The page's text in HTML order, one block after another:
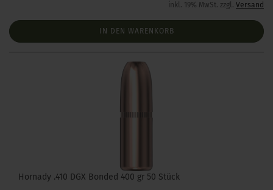
inkl. 19% MwSt. zzgl. Versand
IN DEN WARENKORB
Hornady .410 DGX Bonded 400 gr 50 Stück